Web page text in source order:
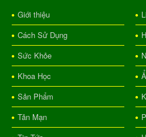
Giới thiệu
Cách Sử Dụng
Sức Khỏe
Khoa Học
Sản Phẩm
Tản Mạn